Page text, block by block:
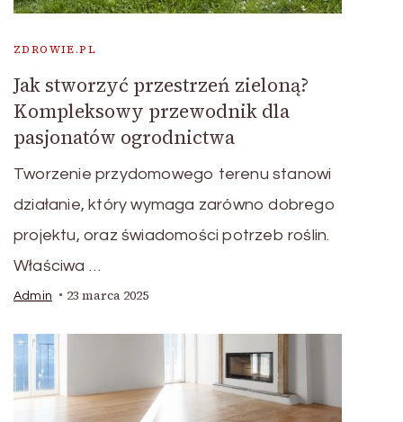
ZDROWIE.PL
Jak stworzyć przestrzeń zieloną?
Kompleksowy przewodnik dla
pasjonatów ogrodnictwa
Tworzenie przydomowego terenu stanowi
działanie, który wymaga zarówno dobrego
projektu, oraz świadomości potrzeb roślin.
Właściwa …
Admin 23 marca 2025